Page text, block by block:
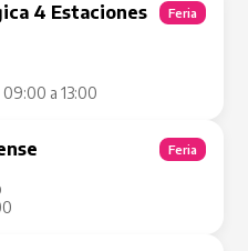
4 Estaciones
09:00 a 13:00
Feria
Feria